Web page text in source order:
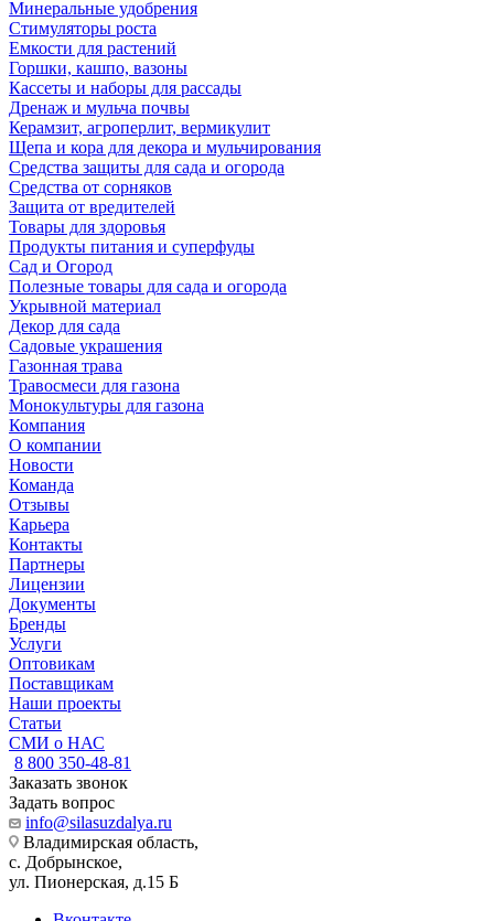
Минеральные удобрения
Стимуляторы роста
Емкости для растений
Горшки, кашпо, вазоны
Кассеты и наборы для рассады
Дренаж и мульча почвы
Керамзит, агроперлит, вермикулит
Щепа и кора для декора и мульчирования
Средства защиты для сада и огорода
Средства от сорняков
Защита от вредителей
Товары для здоровья
Продукты питания и суперфуды
Сад и Огород
Полезные товары для сада и огорода
Укрывной материал
Декор для сада
Садовые украшения
Газонная трава
Травосмеси для газона
Монокультуры для газона
Компания
О компании
Новости
Команда
Отзывы
Карьера
Контакты
Партнеры
Лицензии
Документы
Бренды
Услуги
Оптовикам
Поставщикам
Наши проекты
Статьи
СМИ о НАС
8 800 350-48-81
Заказать звонок
Задать вопрос
info@silasuzdalya.ru
Владимирская область,
с. Добрынское,
ул. Пионерская, д.15 Б